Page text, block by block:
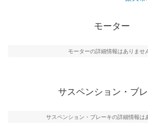
モーター
モーターの詳細情報はありませ
サスペンション・ブ
サスペンション・ブレーキの詳細情報は